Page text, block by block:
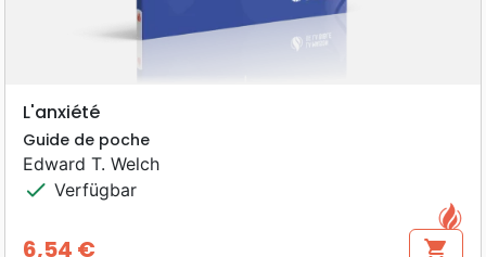
L'anxiété
Guide de poche
Edward T. Welch
check Verfügbar
6,54 € shopping_cart